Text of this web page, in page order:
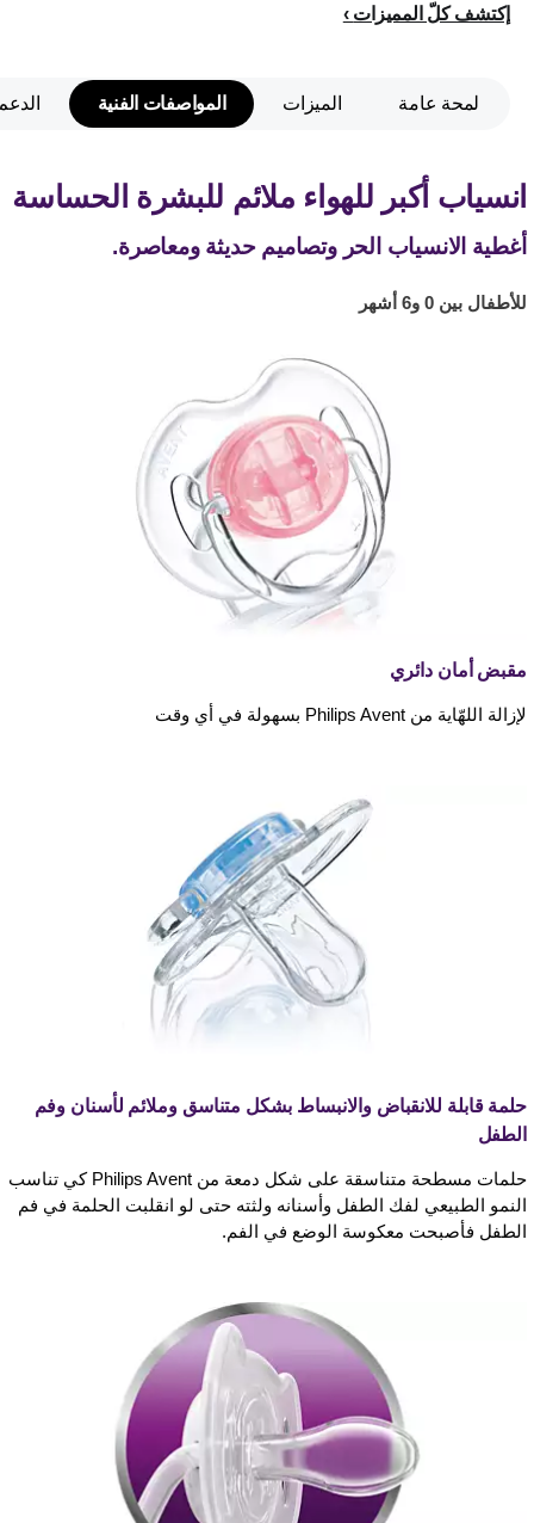
إكتشف كلّ المميزات
لمحة عامة الميزات المواصفات الفنية
انسياب أكبر للهواء ملائم للبشرة الحساسة
أغطية الانسياب الحر وتصاميم حديثة ومعاصرة.
للأطفال بين 0 و6 أشهر
مقبض أمان دائري
لإزالة اللهّاية من Philips Avent بسهولة في أي وقت
حلمة قابلة للانقباض والانبساط بشكل متناسق وملائم لأسنان وفم
الطفل
حلمات مسطحة متناسقة على شكل دمعة من Philips Avent كي تناسب
النمو الطبيعي لفك الطفل وأسنانه ولثته حتى لو انقلبت الحلمة في فم
الطفل فأصبحت معكوسة الوضع في الفم.